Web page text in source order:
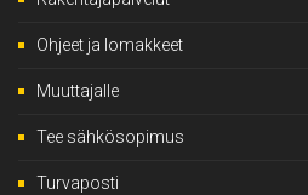
Ohjeet ja lomakkeet
Muuttajalle
Tee sähkösopimus
Turvaposti